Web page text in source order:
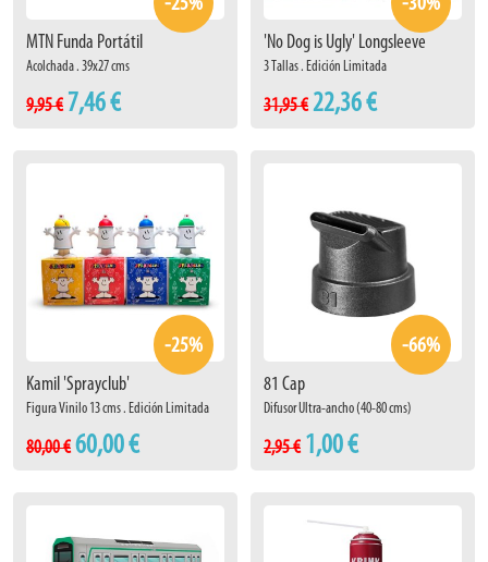
MTN Funda Portátil
Acolchada . 39x27 cms
9,95 € 7,46 €
'No Dog is Ugly' Longsleeve
3 Tallas . Edición Limitada
31,95 € 22,36 €
-25%
Kamil 'Sprayclub'
Figura Vinilo 13 cms . Edición Limitada
80,00 € 60,00 €
-66%
81 Cap
Difusor Ultra-ancho (40-80 cms)
2,95 € 1,00 €